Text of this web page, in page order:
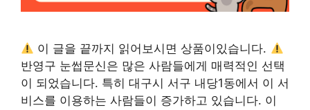
이 글을 끝까지 읽어보시면 상품이있습니다.
반영구 눈썹문신은 많은 사람들에게 매력적인 선택
이 되었습니다. 특히 대구시 서구 내당1동에서 이 서
비스를 이용하는 사람들이 증가하고 있습니다. 이